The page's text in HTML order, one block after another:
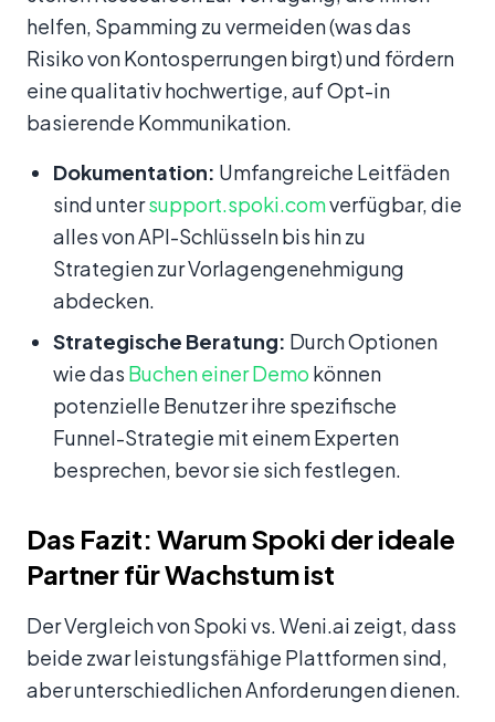
helfen, Spamming zu vermeiden (was das
Risiko von Kontosperrungen birgt) und fördern
eine qualitativ hochwertige, auf Opt-in
basierende Kommunikation.
Dokumentation: Umfangreiche Leitfäden
sind untersupport.spoki.comverfügbar, die
alles von API-Schlüsseln bis hin zu
Strategien zur Vorlagengenehmigung
abdecken.
Strategische Beratung: Durch Optionen
wie das Buchen einer Demo können
potenzielle Benutzer ihre spezifische
Funnel-Strategie mit einem Experten
besprechen, bevor sie sich festlegen.
Das Fazit: Warum Spoki der ideale
Partner für Wachstum ist
Der Vergleich von Spoki vs. Weni.ai zeigt, dass
beide zwar leistungsfähige Plattformen sind,
aber unterschiedlichen Anforderungen dienen.